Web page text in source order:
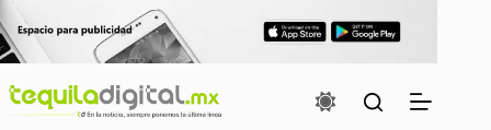
Saltar
al
contenido